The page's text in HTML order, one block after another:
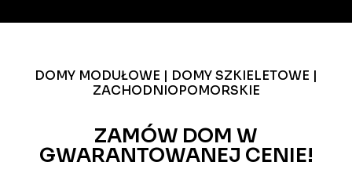
DOMY MODUŁOWE | DOMY SZKIELETOWE |
ZACHODNIOPOMORSKIE
ZAMÓW DOM W
GWARANTOWANEJ CENIE!